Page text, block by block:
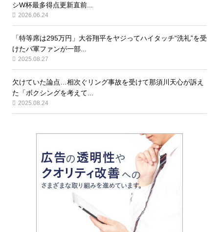
シW杯最多得点更新直前...
2026.06.24
「特等席は295万円」大谷翔平をヤジってハイタッチ“洗礼”を受
けたパ軍ファンが一部...
2025.08.27
欠けていた論点…相次ぐリング事故を受けて那須川天心が訴え
た「ボクシングを考えて...
2025.08.24